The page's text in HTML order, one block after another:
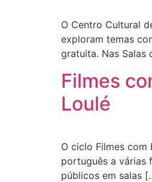
O Centro Cultural
exploram temas
gratuita. Nas
Filmes
Loulé
O ciclo Filmes com
português a várias
públicos em salas